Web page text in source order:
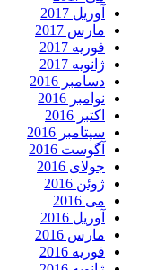
آوریل 2017
مارس 2017
فوریه 2017
ژانویه 2017
دسامبر 2016
نوامبر 2016
اکتبر 2016
سپتامبر 2016
آگوست 2016
جولای 2016
ژوئن 2016
می 2016
آوریل 2016
مارس 2016
فوریه 2016